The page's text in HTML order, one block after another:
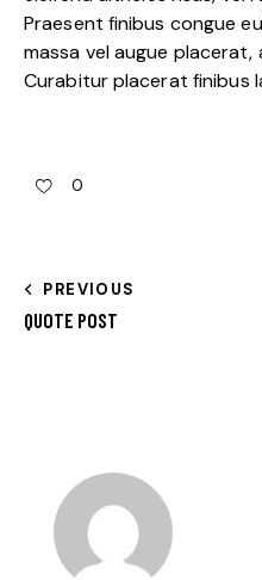
Praesent finibus congue
massa vel augue
Curabitur placerat finibus
0
PREVIOUS
QUOTE POST